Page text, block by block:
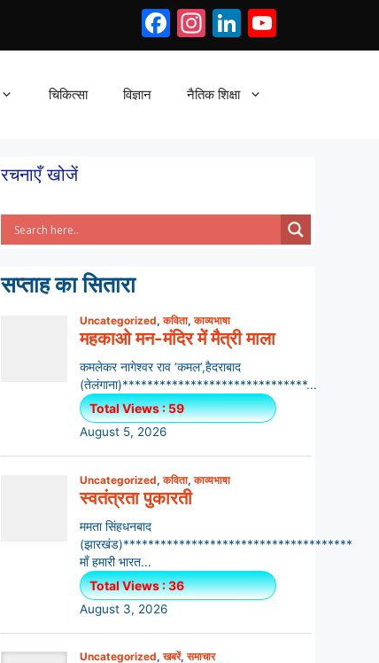
Facebook
Instagram
LinkedIn
चिकित्सा विज्ञान नैतिक शिक्षा
रचनाएँ खोजें
सप्ताह का सितारा